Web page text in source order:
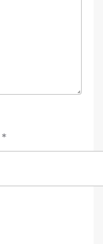
*